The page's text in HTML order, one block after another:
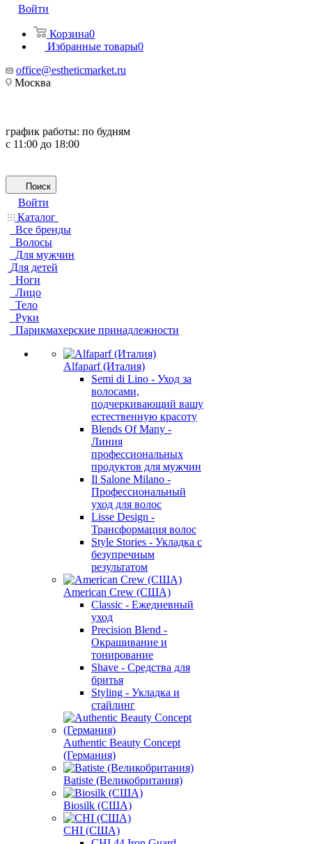
Войти
Корзина0
Избранные товары0
office@estheticmarket.ru
Москва
график работы: по будням
с 11:00 до 18:00
Поиск
Войти
Каталог
Все бренды
Волосы
Для мужчин
Для детей
Ноги
Лицо
Тело
Руки
Парикмахерские принадлежности
Alfaparf (Италия)
Semi di Lino - Уход за
волосами,
подчеркивающий вашу
естественную красоту
Blends Of Many -
Линия
профессиональных
продуктов для мужчин
Il Salone Milano -
Профессиональный
уход для волос
Lisse Design -
Трансформация волос
Style Stories - Укладка с
безупречным
результатом
American Crew (США)
Classic - Ежедневный
уход
Precision Blend -
Окрашивание и
тонирование
Shave - Средства для
бритья
Styling - Укладка и
стайлинг
Authentic Beauty Concept
(Германия)
Batiste (Великобритания)
Biosilk (США)
CHI (США)